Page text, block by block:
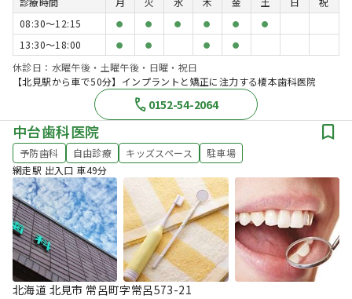
08:30〜12:15
● ● ● ● ● ●
13:30〜18:00 ● ● ● ●
休診日：水曜午後・土曜午後・日曜・祝日
【北見駅から車で50分】インプラントと矯正に注力する榎本歯科医院
0152-54-2064
中台歯科医院
予防歯科 自由診療 キッズスペース
駐車場
網走駅 出入口 車49分
北海道 北見市 常呂町字常呂573-21